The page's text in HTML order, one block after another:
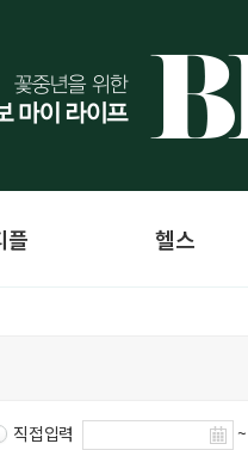
플 헬스
직접입력 ~